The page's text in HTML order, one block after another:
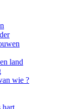
land
wie ?